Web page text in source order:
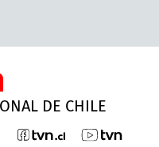
DE CHILE